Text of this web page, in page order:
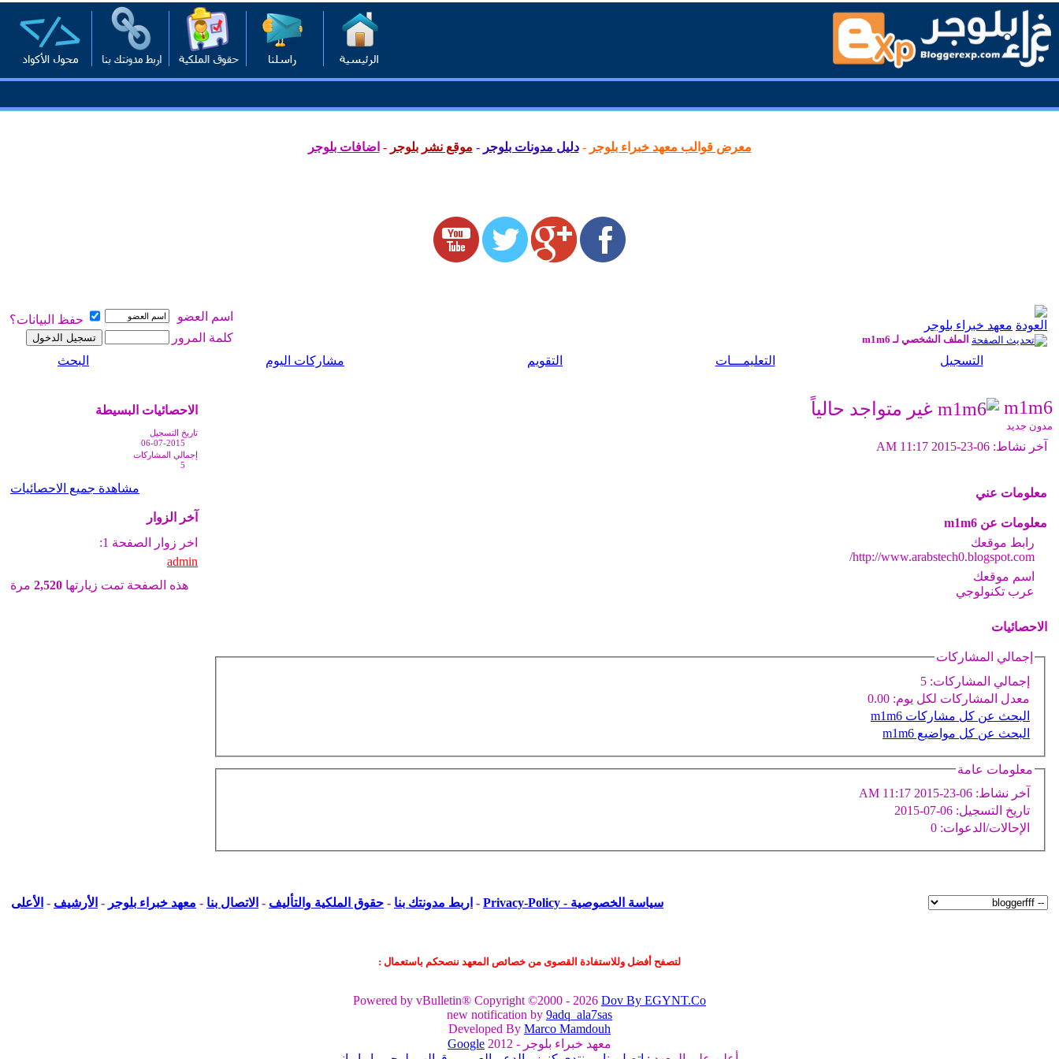
معرض قوالب معهد خبراء بلوجر -دليل مدونات بلوجر - موقع نشر بلوجر - اضافات بلوجر
معهد خبراء بلوجر
الملف الشخصي لـ m1m6
اسم العضو
حفظ البيانات؟
كلمة المرور
التسجيل
التعليمـــات التقويم مشاركات اليوم البحث
m1m6
مدون جديد
آخر نشاط: 11:17 AM
معلومات عني
معلومات عن m1m6
رابط موقعك
http://www.arabstech0.blogspot.com/
اسم موقعك
عرب تكنولوجي
الاحصائيات
إجمالي المشاركات
إجمالي المشاركات:
معدل المشاركات لكل يوم:
البحث عن كل مشاركات m1m6
البحث عن كل مواضيع m1m6
معلومات عامة
آخر نشاط:
11:17 AM
تاريخ التسجيل:
الإحالات/الدعوات:
الاحصائيات البسيطة
تاريخ التسجيل
06-07-2015
إجمالي المشاركات
5
مشاهدة جميع الاحصائيات
آخر الزوار
اخر زوار الصفحة 1:
admin
هذه الصفحة تمت زيارتها 2,520 مرة
سياسة الخصوصية - Privacy-Policy - اربط مدونتك بنا - حقوق الملكية والتأليف - الاتصال بنا - معهد خبراء بلوجر - الأرشيف - الأعلى
لتصفح أفضل وللاستفادة القصوى من خصائص المعهد ننصحكم باستعمال :
Powered by vBulletin® Copyright ©2000 - 2026 Dov By EGYNT.Co
new notification by 9adq_ala7sas
Developed By Marco Mamdouh
معهد خبراء بلوجر - 2012
Google